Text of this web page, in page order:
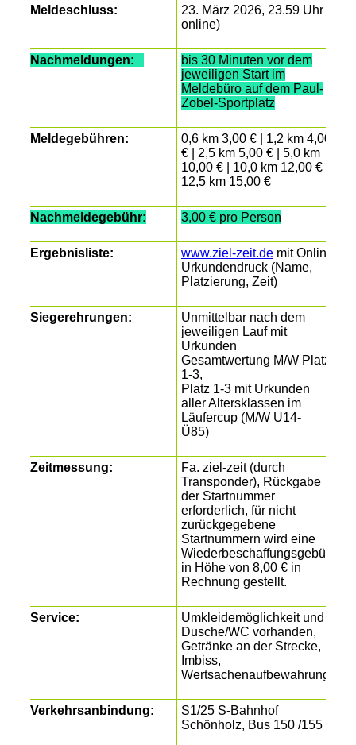
Meldeschluss:
23. März 2026, 23.59 Uhr (
online)
Nachmeldungen:
bis 30 Minuten vor dem
jeweiligen Start im
Meldebüro auf dem Paul-
Zobel-Sportplatz
Meldegebühren:
0,6 km 3,00 € | 1,2 km 4,00
€ | 2,5 km 5,00 € | 5,0 km
10,00 € | 10,0 km 12,00 € |
12,5 km 15,00 €
Nachmeldegebühr: 3,00 € pro Person
Ergebnisliste: www.ziel-zeit.demit Online
Urkundendruck (Name,
Platzierung, Zeit)
Siegerehrungen:
Unmittelbar nach dem
jeweiligen Lauf mit
Urkunden
Gesamtwertung M/W Platz
1-3,
Platz 1-3 mit Urkunden
aller Altersklassen im
Läufercup (M/W U14-
Ü85)
Zeitmessung:
Fa. ziel-zeit (durch
Transponder), Rückgabe
der Startnummer
erforderlich, für nicht
zurückgegebene
Startnummern wird eine
Wiederbeschaffungsgebühr
in Höhe von 8,00 € in
Rechnung gestellt.
Service:
Umkleidemöglichkeit und
Dusche/WC vorhanden,
Getränke an der Strecke,
Imbiss,
Wertsachenaufbewahrung
Verkehrsanbindung:
S1/25 S-Bahnhof
Schönholz, Bus 150 /155